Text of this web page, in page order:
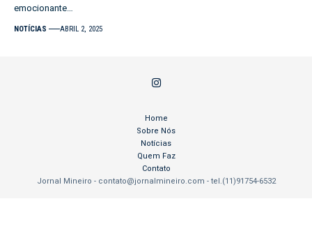
emocionante…
NOTÍCIAS ABRIL 2, 2025
Jornal Mineiro - contato@jornalmineiro.com - tel.(11)91754-6532
Home
Sobre Nós
Notícias
Quem Faz
Contato